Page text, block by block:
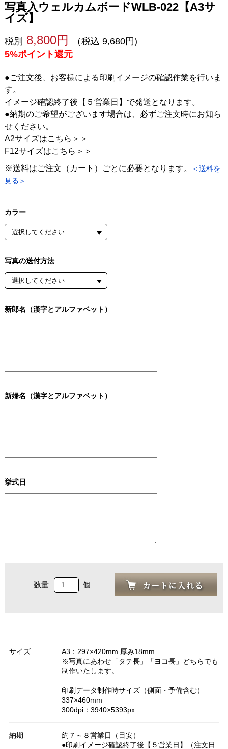
写真入ウェルカムボードWLB-022【A3サ
イズ】
税別 8,800円
（税込 9,680円)
5%ポイント還元
●ご注文後、お客様による印刷イメージの確認作業を行いま
す。
イメージ確認終了後【５営業日】で発送となります。
●納期のご希望がございます場合は、必ずご注文時にお知ら
せください。
A2サイズはこちら＞＞
F12サイズはこちら＞＞
※送料はご注文（カート）ごとに必要となります。
＜送料を
見る＞
カラー
写真の送付方法
新郎名（漢字とアルファベット）
新婦名（漢字とアルファベット）
挙式日
数量 個
サイズ
A3：297×420mm 厚み18mm
※写真にあわせ「タテ長」「ヨコ長」どちらでも
制作いたします。
印刷データ制作時サイズ（側面・予備含む）
337×460mm
300dpi：3940×5393px
納期
約７～８営業日（目安）
●印刷イメージ確認終了後【５営業日】（注文日